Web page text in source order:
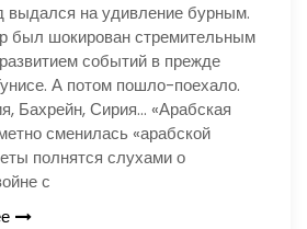
на удивление бурным.
был шокирован стремительным
событий в прежде
А потом пошло-поехало.
Бахрейн, Сирия… «Арабская
сменилась «арабской
полнятся слухами о
с